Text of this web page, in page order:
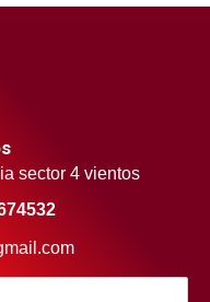
sector 4 vientos